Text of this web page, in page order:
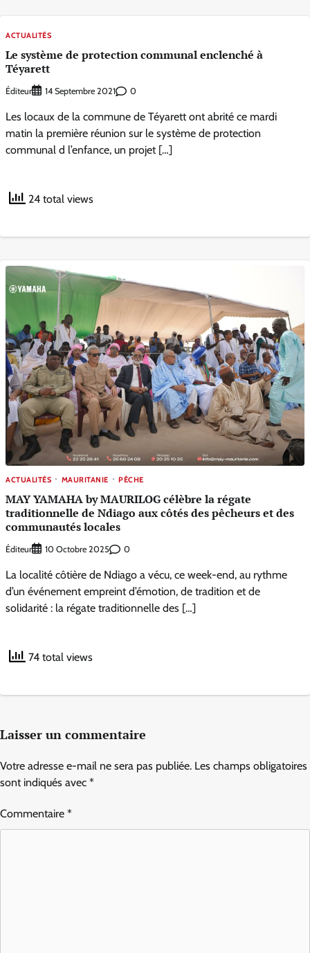
ACTUALITÉS
Le système de protection communal enclenché à
Téyarett
Éditeur 14 Septembre 2021 0
Les locaux de la commune de Téyarett ont abrité ce mardi
matin la première réunion sur le système de protection
communal d l’enfance, un projet […]
24 total views
ACTUALITÉS MAURITANIE PÊCHE
MAY YAMAHA by MAURILOG célèbre la régate
traditionnelle de Ndiago aux côtés des pêcheurs et des
communautés locales
Éditeur 10 Octobre 2025 0
La localité côtière de Ndiago a vécu, ce week-end, au rythme
d’un événement empreint d’émotion, de tradition et de
solidarité : la régate traditionnelle des […]
74 total views
Laisser un commentaire
Votre adresse e-mail ne sera pas publiée. Les champs obligatoires
sont indiqués avec *
Commentaire *